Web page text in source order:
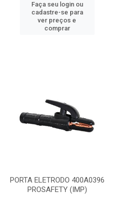
Faça seu login ou
cadastre-se para
ver preços e
comprar
PORTA ELETRODO 400A0396
PROSAFETY (IMP)